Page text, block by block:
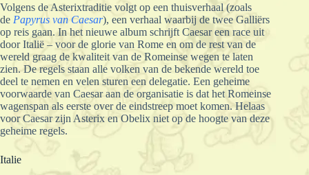
Volgens de Asterixtraditie volgt op een thuisverhaal (zoals
de Papyrus van Caesar), een verhaal waarbij de twee Galliërs
op reis gaan. In het nieuwe album schrijft Caesar een race uit
door Italië – voor de glorie van Rome en om de rest van de
wereld graag de kwaliteit van de Romeinse wegen te laten
zien. De regels staan alle volken van de bekende wereld toe
deel te nemen en velen sturen een delegatie. Een geheime
voorwaarde van Caesar aan de organisatie is dat het Romeinse
wagenspan als eerste over de eindstreep moet komen. Helaas
voor Caesar zijn Asterix en Obelix niet op de hoogte van deze
geheime regels.
Italie